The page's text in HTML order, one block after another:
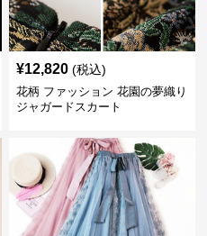
¥12,820 (税込)
花柄 ファッション 花園の夢織り
ジャガードスカート